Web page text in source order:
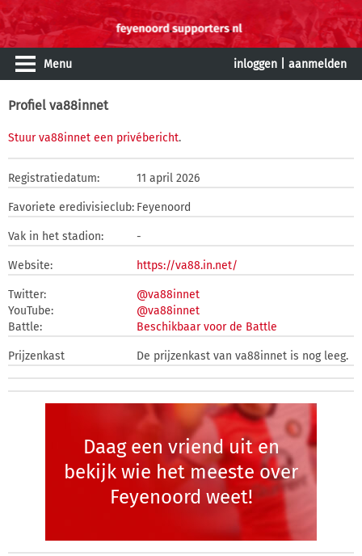
Menu inloggen aanmelden
Profiel va88innet
Stuur va88innet een privébericht.
Registratiedatum: 11 april 2026
Favoriete eredivisieclub: Feyenoord
Vak in het stadion: -
Website: https://va88.in.net/
Twitter:
@va88innet
YouTube:
@va88innet
Battle:
Beschikbaar voor de Battle
Prijzenkast De prijzenkast van va88innet is nog leeg.
Daag een vriend uit en
bekijk wie het meeste over
Feyenoord weet!